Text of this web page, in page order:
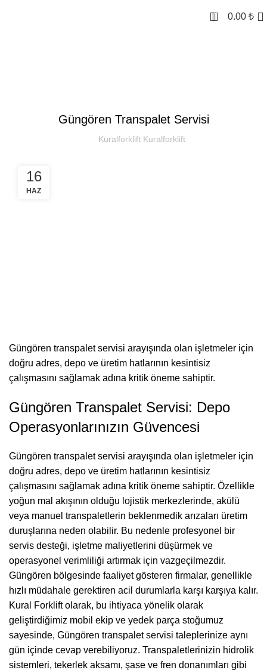
0 0.00 ₺
Güngören Transpalet Servisi
Kuralforklift Kuralforklift
16
HAZ
Güngören transpalet servisi arayışında olan işletmeler için
doğru adres, depo ve üretim hatlarının kesintisiz
çalışmasını sağlamak adına kritik öneme sahiptir.
Güngören Transpalet Servisi: Depo
Operasyonlarınızın Güvencesi
Güngören transpalet servisi arayışında olan işletmeler için
doğru adres, depo ve üretim hatlarının kesintisiz
çalışmasını sağlamak adına kritik öneme sahiptir. Özellikle
yoğun mal akışının olduğu lojistik merkezlerinde, akülü
veya manuel transpaletlerin beklenmedik arızaları üretim
duruşlarına neden olabilir. Bu nedenle profesyonel bir
servis desteği, işletme maliyetlerini düşürmek ve
operasyonel verimliliği artırmak için vazgeçilmezdir.
Güngören bölgesinde faaliyet gösteren firmalar, genellikle
hızlı müdahale gerektiren acil durumlarla karşı karşıya kalır.
Kural Forklift olarak, bu ihtiyaca yönelik olarak
geliştirdiğimiz mobil ekip ve yedek parça stoğumuz
sayesinde, Güngören transpalet servisi taleplerinize aynı
gün içinde cevap verebiliyoruz. Transpaletlerinizin hidrolik
sistemleri, tekerlek aksamı, şase ve fren donanımları gibi